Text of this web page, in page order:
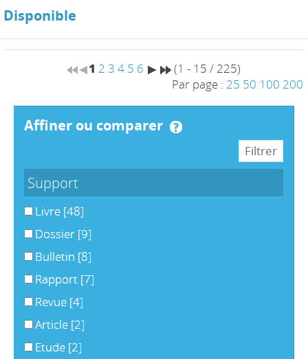
Disponible
1 2 3 4 5 6
(1 - 15 / 225)
Par page : 25 50 100 200
affiner ou comparer
Support
Livre [48]
Dossier [9]
Bulletin [8]
Rapport [7]
Revue [4]
Article [2]
Etude [2]